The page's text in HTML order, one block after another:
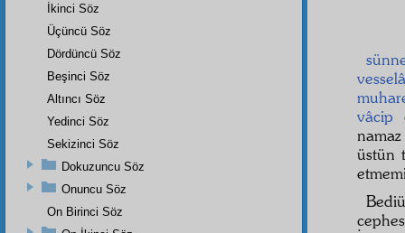
vâcip
üstün
İkinci Söz
Üçüncü Söz
Dördüncü Söz
Beşinci Söz
Altıncı Söz
Yedinci Söz
Sekizinci Söz
Dokuzuncu Söz
Onuncu Söz
On Birinci Söz